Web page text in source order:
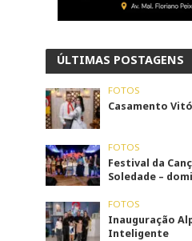
ÚLTIMAS POSTAGENS
FOTOS
Casamento
FOTOS
Festival da
Soledade –
FOTOS
Inauguração
Inteligente